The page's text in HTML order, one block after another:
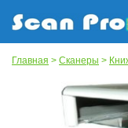
Главная > Сканеры >